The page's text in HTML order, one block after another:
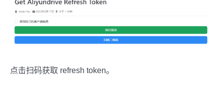
点击扫码获取 refresh token。